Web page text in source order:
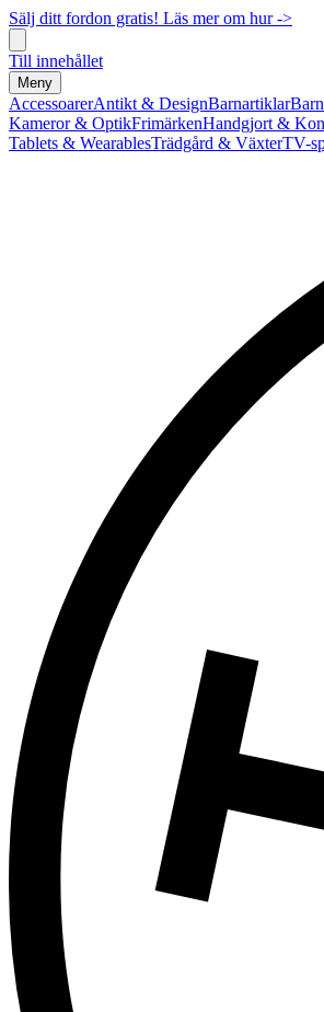
Sälj ditt fordon gratis! Läs mer om hur ->
Till innehållet
Meny
AccessoarerAntikt & DesignBarnartiklar
Kameror & OptikFrimärkenHandgjort &
Tablets & WearablesTrädgård & VäxterTV-